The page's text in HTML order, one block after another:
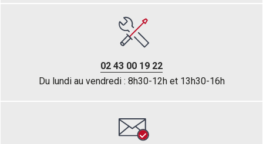
02 43 00 19 22
Du lundi au vendredi : 8h30-12h et 13h30-16h